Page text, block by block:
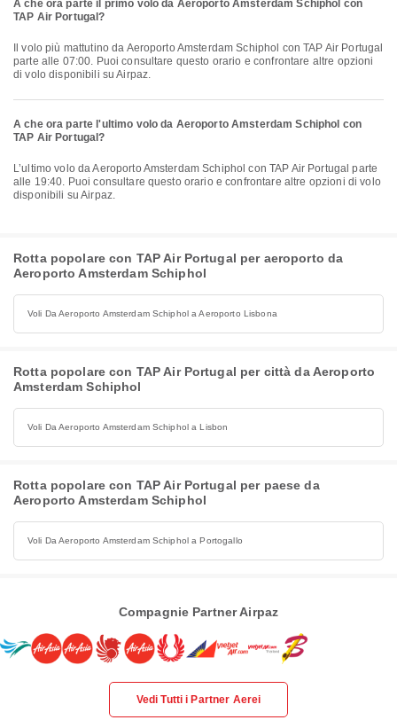
A che ora parte il primo volo da Aeroporto Amsterdam Schiphol con
TAP Air Portugal?
parte alle 07:00. Puoi consultare questo orario e confrontare altre opzioni
di volo disponibili su Airpaz.
A che ora parte l'ultimo volo da Aeroporto Amsterdam Schiphol con
TAP Air Portugal?
L’ultimo volo da Aeroporto Amsterdam Schiphol con TAP Air Portugal parte
alle 19:40. Puoi consultare questo orario e confrontare altre opzioni di volo
disponibili su Airpaz.
Rotta popolare con TAP Air Portugal per aeroporto da
Aeroporto Amsterdam Schiphol
Voli Da Aeroporto Amsterdam Schiphol a Aeroporto Lisbona
Rotta popolare con TAP Air Portugal per città da Aeroporto
Amsterdam Schiphol
Voli Da Aeroporto Amsterdam Schiphol a Lisbon
Rotta popolare con TAP Air Portugal per paese da
Aeroporto Amsterdam Schiphol
Voli Da Aeroporto Amsterdam Schiphol a Portogallo
Compagnie Partner Airpaz
Vedi Tutti i Partner Aerei